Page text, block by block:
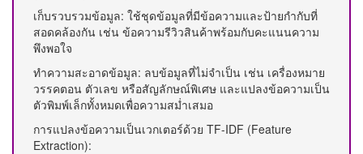
เก็บรวบรวมข้อมูล: ใช้ชุดข้อมูลที่มีข้อความและป้ายกำกับที่
สอดคล้องกัน เช่น ข้อความรีวิวสินค้าพร้อมกับคะแนนความ
พึงพอใจ​
ทำความสะอาดข้อมูล: ลบข้อมูลที่ไม่จำเป็น เช่น เครื่องหมาย
วรรคตอน ตัวเลข หรือสัญลักษณ์พิเศษ และแปลงข้อความเป็น
ตัวพิมพ์เล็กทั้งหมดเพื่อความสม่ำเสมอ​
การแปลงข้อความเป็นเวกเตอร์ด้วย TF-IDF (Feature
Extraction):